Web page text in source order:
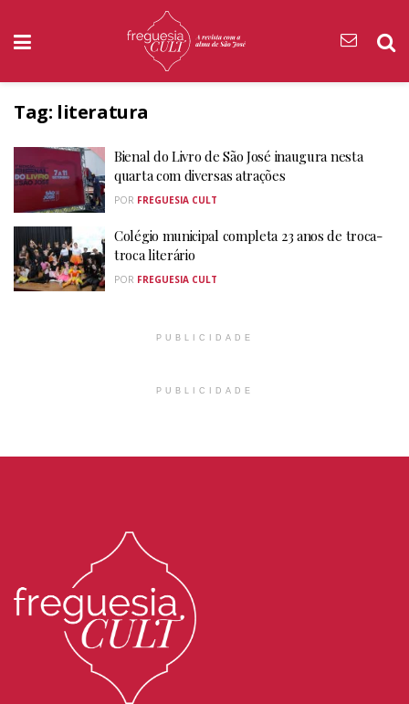
Tag: literatura
Bienal do Livro de São José inaugura nesta
quarta com diversas atrações
POR FREGUESIA CULT
Colégio municipal completa 23 anos de troca-
troca literário
POR FREGUESIA CULT
PUBLICIDADE
PUBLICIDADE